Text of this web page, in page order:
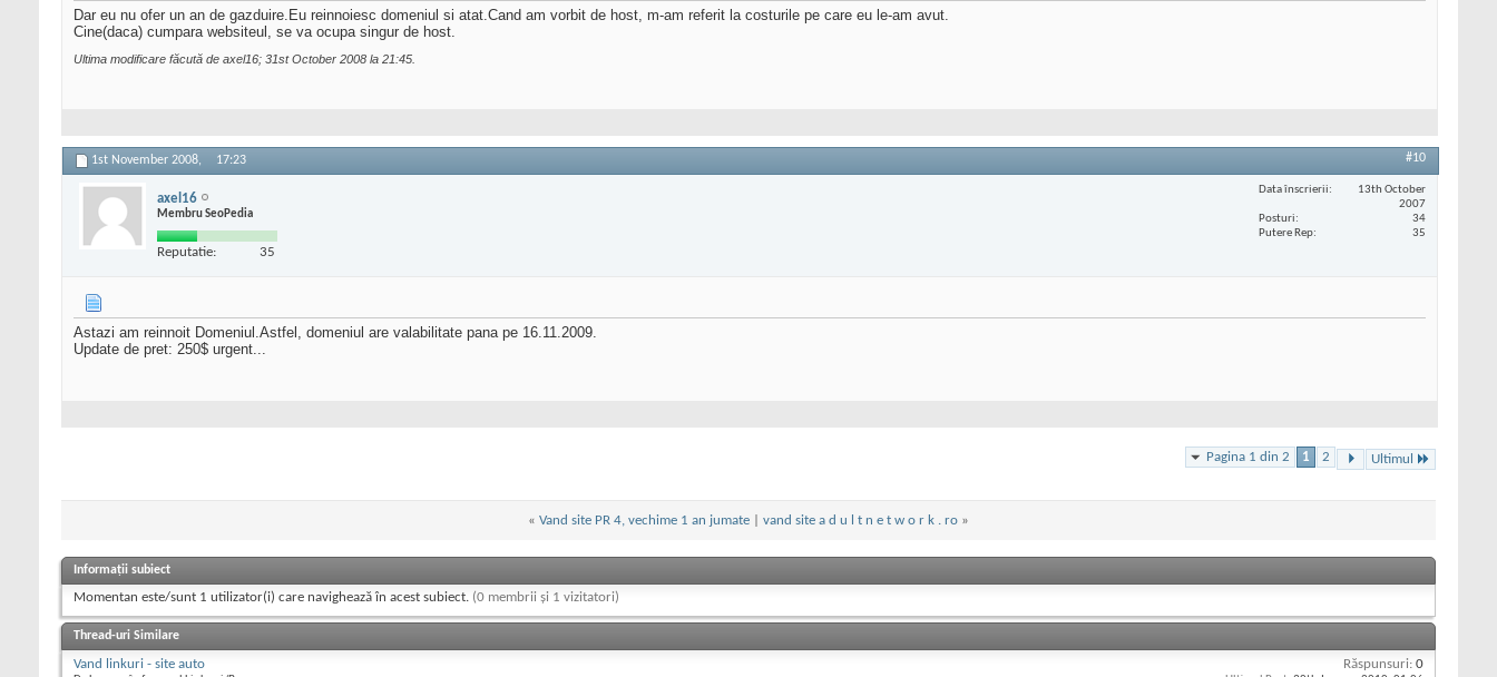
Dar eu nu ofer un an de gazduire.Eu reinnoiesc domeniul si atat.Cand am vorbit de host, m-am referit la costurile pe care eu le-am avut.
Cine(daca) cumpara websiteul, se va ocupa singur de host.
Ultima modificare făcută de axel16; 31st October 2008 la 21:45
1st November 2008, 17:23 #10
axel16
Membru SeoPedia
Reputatie: 35
Data înscrierii
13th October
2007
Posturi
34
Putere Rep
35
Astazi am reinnoit Domeniul.Astfel, domeniul are valabilitate pana pe 16.11.2009.
Update de pret: 250$ urgent...
Pagina 1 din 2 1 2 Ultimul
« Vand site PR 4, vechime 1 an jumate vand site a d u l t n e t w o r k . ro »
Informații subiect
Momentan este/sunt 1 utilizator(i) care navighează în acest subiect. (0 membrii și 1 vizitatori)
Thread-uri Similare
Vand linkuri - site auto Răspunsuri: 0